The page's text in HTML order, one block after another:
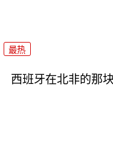
最热
西班牙在北非的那